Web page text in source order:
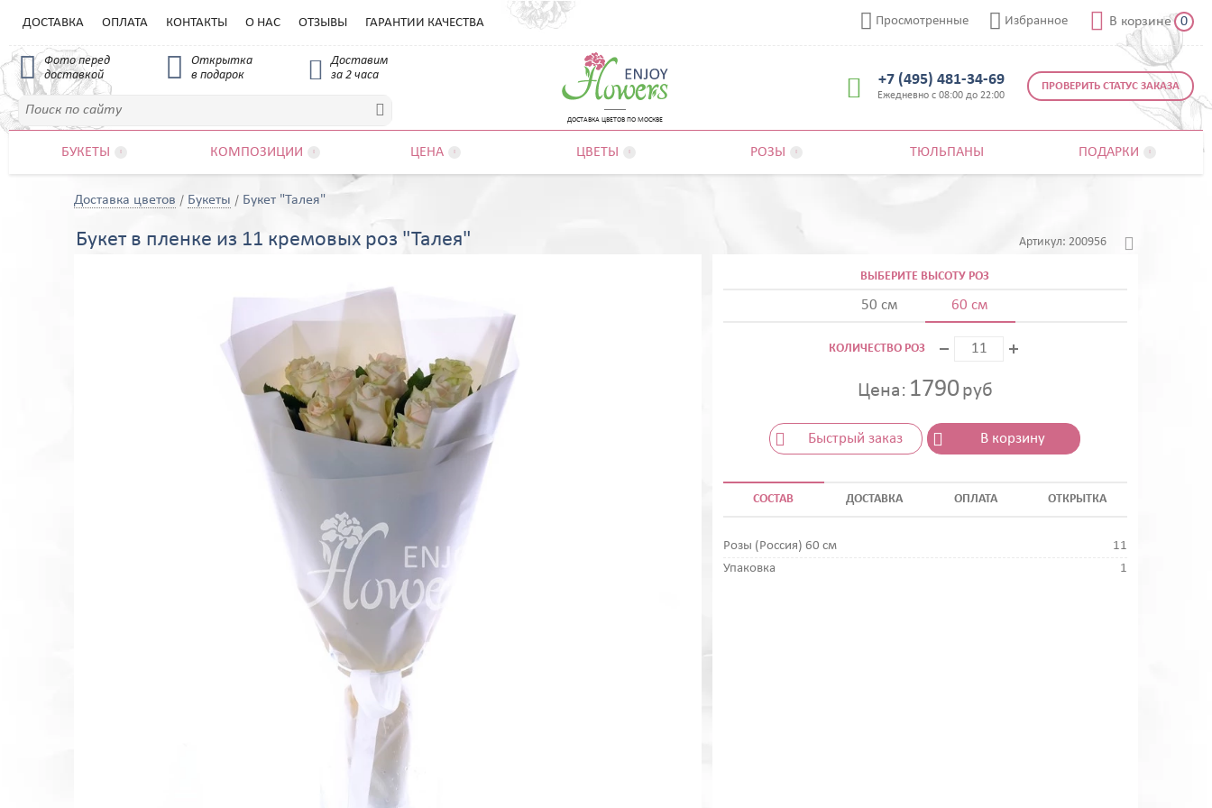
ДОСТАВКА ЦВЕТОВ ПО МОСКВЕ
 +7 (495) 481-34-69
Ежедневно с 08:00 до 22:00
 Просмотренные  Избранное  В корзине 0

ПРОВЕРИТЬ СТАТУС ЗАКАЗА
ДОСТАВКА ОПЛАТА КОНТАКТЫ О НАС ОТЗЫВЫ ГАРАНТИИ КАЧЕСТВА
 Фото перед
доставкой

Открытка
в подарок

Доставим
за 2 часа
БУКЕТЫ КОМПОЗИЦИИ ЦЕНА ЦВЕТЫ РОЗЫ ТЮЛЬПАНЫ ПОДАРКИ
Доставка цветов Букеты Букет "Талея"
Букет в пленке из 11 кремовых роз "Талея" Артикул: 200956
ВЫБЕРИТЕ ВЫСОТУ РОЗ
50 см 60 см
КОЛИЧЕСТВО РОЗ
Цена: 1790руб
Быстрый заказ В корзину
СОСТАВ ДОСТАВКА ОПЛАТА ОТКРЫТКА
Розы (Россия) 60 см
11
Упаковка
1
